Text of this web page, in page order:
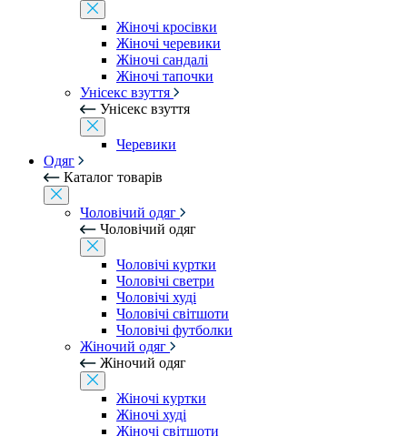
Жіночі кросівки
Жіночі черевики
Жіночі сандалі
Жіночі тапочки
Унісекс взуття
Унісекс взуття
Черевики
Одяг
Каталог товарів
Чоловічий одяг
Чоловічий одяг
Чоловічі куртки
Чоловічі светри
Чоловічі худі
Чоловічі світшоти
Чоловічі футболки
Жіночий одяг
Жіночий одяг
Жіночі куртки
Жіночі худі
Жіночі світшоти